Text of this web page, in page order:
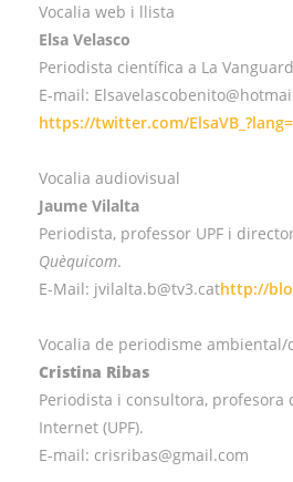
Vocalia web i llista
Elsa Velasco
Periodista científica a La
E-mail:
https://twitter.com/
Vocalia audiovisual
Jaume Vilalta
Periodista, professor UPF i
Quèquicom.
E-Mail: jvilalta.b@tv3.cathttp://
Vocalia de periodisme ambiental/
Cristina Ribas
Periodista i consultora, profesora
Internet (UPF).
E-mail: crisribas@gmail.com